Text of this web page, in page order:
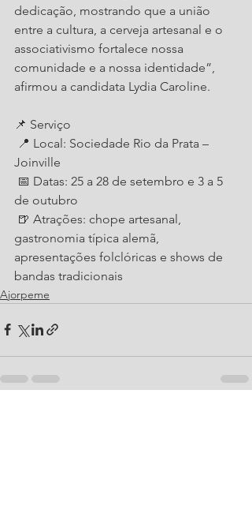
dedicação, mostrando que a união
entre a cultura, a cerveja artesanal e o
associativismo fortalece nossa
comunidade e a nossa identidade”,
afirmou a candidata Lydia Caroline.
📌 Serviço
Joinville
de outubro
gastronomia típica alemã,
apresentações folclóricas e shows de
bandas tradicionais
Ajorpeme